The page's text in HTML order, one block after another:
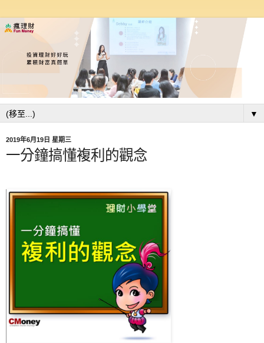
▼
2019年6月19日 星期三
一分鐘搞懂複利的觀念